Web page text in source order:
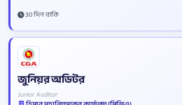
30 দিন বাকি
জুনিয়র অডিটর
Junior Auditor